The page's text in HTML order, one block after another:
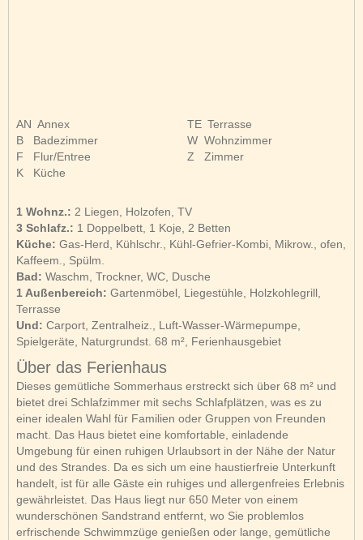
AN Annex
B
Badezimmer
F
Flur/Entree
K
Küche
TE Terrasse
W Wohnzimmer
Z
Zimmer
1 Wohnz.: 2 Liegen, Holzofen, TV
3 Schlafz.: 1 Doppelbett, 1 Koje, 2 Betten
Küche: Gas-Herd, Kühlschr., Kühl-Gefrier-Kombi, Mikrow., ofen,
Kaffeem., Spülm.
Bad: Waschm, Trockner, WC, Dusche
1 Außenbereich: Gartenmöbel, Liegestühle, Holzkohlegrill,
Terrasse
Und: Carport, Zentralheiz., Luft-Wasser-Wärmepumpe,
Spielgeräte, Naturgrundst. 68 m², Ferienhausgebiet
Über das Ferienhaus
Dieses gemütliche Sommerhaus erstreckt sich über 68 m² und
bietet drei Schlafzimmer mit sechs Schlafplätzen, was es zu
einer idealen Wahl für Familien oder Gruppen von Freunden
macht. Das Haus bietet eine komfortable, einladende
Umgebung für einen ruhigen Urlaubsort in der Nähe der Natur
und des Strandes. Da es sich um eine haustierfreie Unterkunft
handelt, ist für alle Gäste ein ruhiges und allergenfreies Erlebnis
gewährleistet. Das Haus liegt nur 650 Meter von einem
wunderschönen Sandstrand entfernt, wo Sie problemlos
erfrischende Schwimmzüge genießen oder lange, gemütliche